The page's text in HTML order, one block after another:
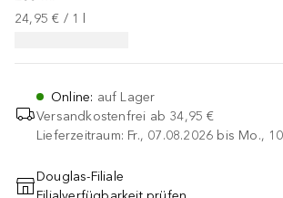
24,95 € / 1
Online: auf Lager
Versandkostenfrei ab 34,95 €
Lieferzeitraum: Fr., 07.08.2026 bis Mo.,
Douglas-Filiale